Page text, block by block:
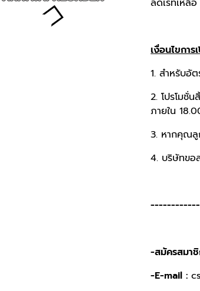
ลดเรทเหลื
เงื่อนไขการ
1. สำหรับอั
2. โปรโมชั่
ภายใน
3. หากคุณลู
4. บริษัทขอ
-สมัครสมา
-E-mail :